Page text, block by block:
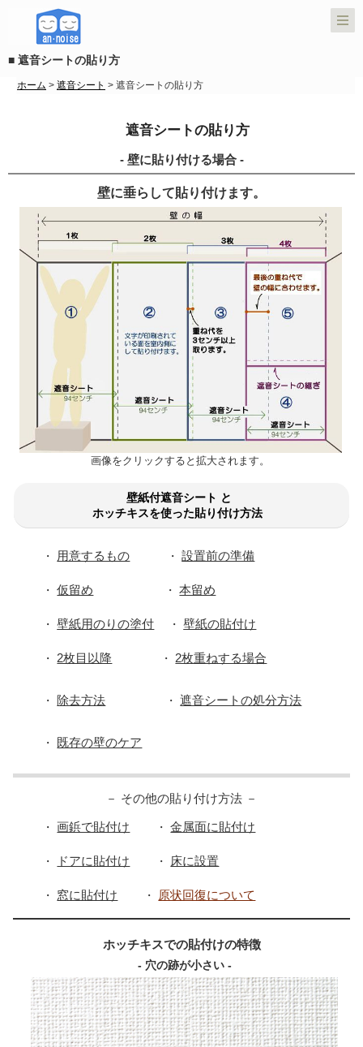
■ 遮音シートの貼り方
ホーム > 遮音シート > 遮音シートの貼り方
遮音シートの貼り方
- 壁に貼り付ける場合 -
壁に垂らして貼り付けます。
画像をクリックすると拡大されます。
壁紙付遮音シート と
ホッチキスを使った貼り付け方法
・ 用意するもの ・設置前の準備
・仮留め ・本留め
・壁紙用のりの塗付 ・壁紙の貼付け
・ 2枚目以降 ・ 2枚重ねする場合
・ 除去方法 ・遮音シートの処分方法
・ 既存の壁のケア
－ その他の貼り付け方法 －
・画鋲で貼付け ・金属面に貼付け
・ ドアに貼付け ・ 床に設置
・ 窓に貼付け ・ 原状回復について
ホッチキスでの貼付けの特徴
- 穴の跡が小さい -